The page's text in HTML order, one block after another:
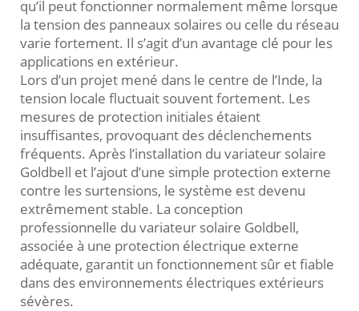
qu’il peut fonctionner normalement même lorsque
la tension des panneaux solaires ou celle du réseau
varie fortement. Il s’agit d’un avantage clé pour les
applications en extérieur.
Lors d’un projet mené dans le centre de l’Inde, la
tension locale fluctuait souvent fortement. Les
mesures de protection initiales étaient
insuffisantes, provoquant des déclenchements
fréquents. Après l’installation du variateur solaire
Goldbell et l’ajout d’une simple protection externe
contre les surtensions, le système est devenu
extrêmement stable. La conception
professionnelle du variateur solaire Goldbell,
associée à une protection électrique externe
adéquate, garantit un fonctionnement sûr et fiable
dans des environnements électriques extérieurs
sévères.